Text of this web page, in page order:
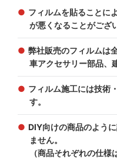
フィルムを貼ることに
が悪くなることがござ
弊社販売のフィルムは
車アクセサリー部品、
フィルム施工には技術
す。
DIY向けの商品のよう
ません。
（商品それぞれの仕様